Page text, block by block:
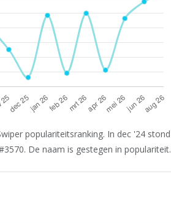
populariteitsranking. In dec '24 stond
De naam is gestegen in populariteit.